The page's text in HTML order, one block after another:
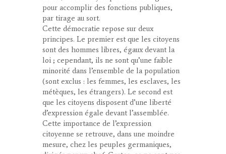
pour accomplir des fonctions publiques,
par tirage au sort.
Cette démocratie repose sur deux
principes. Le premier est que les citoyens
sont des hommes libres, égaux devant la
loi ; cependant, ils ne sont qu’une faible
minorité dans l’ensemble de la population
(sont exclus : les femmes, les esclaves, les
métèques, les étrangers). Le second est
que les citoyens disposent d’une liberté
d’expression égale devant l’assemblée.
Cette importance de l’expression
citoyenne se retrouve, dans une moindre
mesure, chez les peuples germaniques,